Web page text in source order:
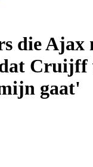
die Ajax
Cruijff
gaat'